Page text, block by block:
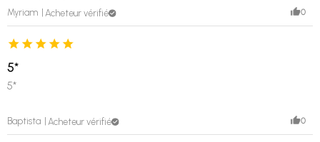
Myriam Acheteur vérifié 0
Baptista Acheteur vérifié
5*
5*
0